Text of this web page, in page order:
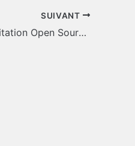
SUIVANT
Windows CE 6 : vers un système d’exploitation Open Source chez Microsoft ?